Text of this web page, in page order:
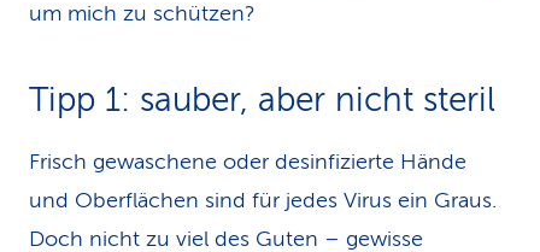
um mich zu schützen?
Tipp 1: sauber, aber nicht steril
Frisch gewaschene oder desinfizierte Hände
und Oberflächen sind für jedes Virus ein Graus.
Doch nicht zu viel des Guten – gewisse